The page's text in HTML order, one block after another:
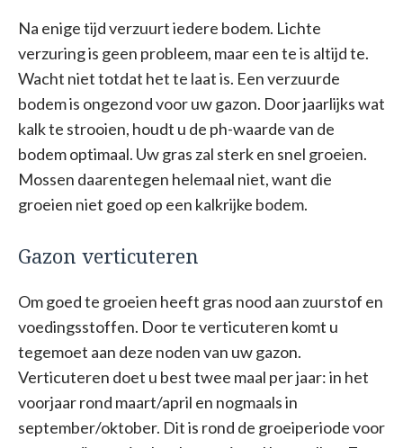
Na enige tijd verzuurt iedere bodem. Lichte
verzuring is geen probleem, maar een te is altijd te.
Wacht niet totdat het te laat is. Een verzuurde
bodem is ongezond voor uw gazon. Door jaarlijks wat
kalk te strooien, houdt u de ph-waarde van de
bodem optimaal. Uw gras zal sterk en snel groeien.
Mossen daarentegen helemaal niet, want die
groeien niet goed op een kalkrijke bodem.
Gazon verticuteren
Om goed te groeien heeft gras nood aan zuurstof en
voedingsstoffen. Door te verticuteren komt u
tegemoet aan deze noden van uw gazon.
Verticuteren doet u best twee maal per jaar: in het
voorjaar rond maart/april en nogmaals in
september/oktober. Dit is rond de groeiperiode voor